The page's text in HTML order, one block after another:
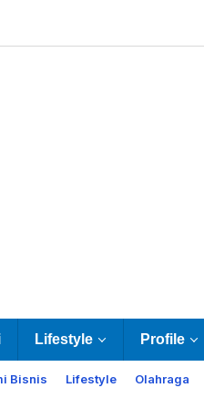
Lifestyle Profile
Bisnis Lifestyle Olahraga